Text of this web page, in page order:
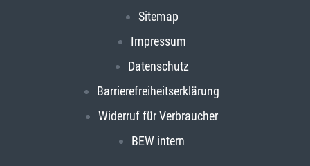
Sitemap
Impressum
Datenschutz
Barrierefreiheitserklärung
Widerruf für Verbraucher
BEW intern